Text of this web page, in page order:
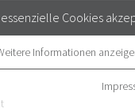
essenzielle Cookies
für grundlegende
dass die
Informationen